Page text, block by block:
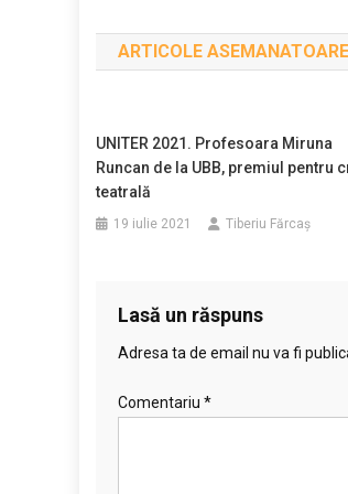
în
articole
ARTICOLE ASEMANATOARE
UNITER 2021. Profesoara Miruna
Runcan de la UBB, premiul pentru
teatrală
19 iulie 2021 Tiberiu Fărcaş
Lasă un răspuns
Adresa ta de email nu va fi
Comentariu *